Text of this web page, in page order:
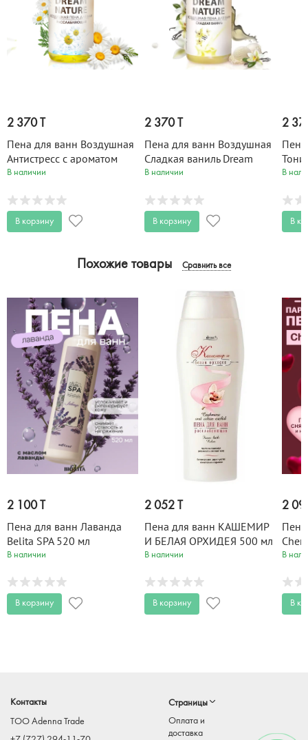
2 370 T
Пена для ванн Воздушная
Антистресс с ароматом
ромашки Dream Nature 1 л
В наличии
В корзину
2 370 T
Пена для ванн Воздушная
Сладкая ваниль Dream
Nature 1 л
В наличии
В корзину
2
В
В
Похожие товары Сравнить все
2 100 T
Пена для ванн Лаванда
Belita SPA 520 мл
В наличии
В корзину
2 052 T
Пена для ванн КАШЕМИР
И БЕЛАЯ ОРХИДЕЯ 500 мл
В наличии
В корзину
2
В
В
Контакты
TOO Adenna Trade
Страницы
Оплата и
доставка